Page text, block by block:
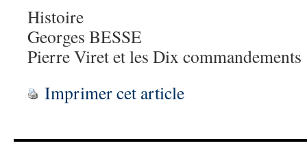
Histoire
Georges BESSE
Pierre Viret et les Dix commandements
Imprimer cet article